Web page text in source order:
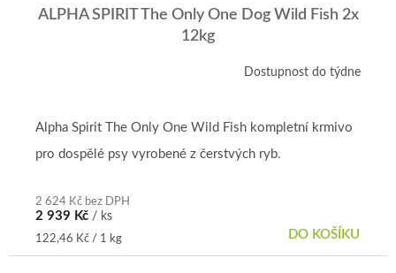
ALPHA SPIRIT The Only One Dog Wild Fish 2x
12kg
Dostupnost do týdne
2 624 Kč bez DPH
2 939 Kč / ks
Měrná
cena:
122,46 Kč / 1 kg DO KOŠÍKU
Alpha Spirit The Only One Wild Fish kompletní krmivo
pro dospělé psy vyrobené z čerstvých ryb.